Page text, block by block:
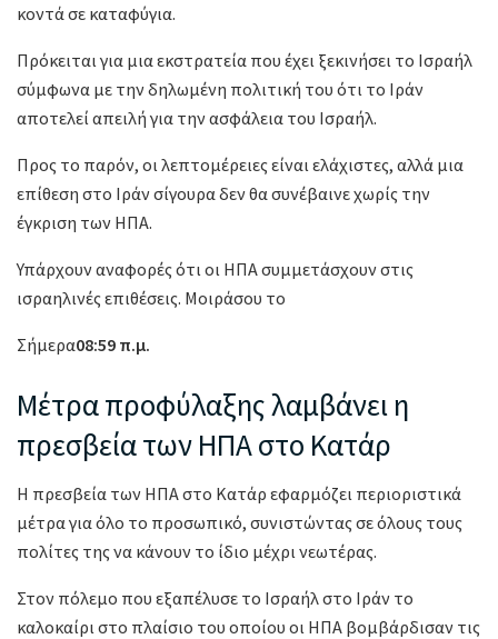
κοντά σε καταφύγια.
Πρόκειται για μια εκστρατεία που έχει ξεκινήσει το Ισραήλ
σύμφωνα με την δηλωμένη πολιτική του ότι το Ιράν
αποτελεί απειλή για την ασφάλεια του Ισραήλ.
Προς το παρόν, οι λεπτομέρειες είναι ελάχιστες, αλλά μια
επίθεση στο Ιράν σίγουρα δεν θα συνέβαινε χωρίς την
έγκριση των ΗΠΑ.
Υπάρχουν αναφορές ότι οι ΗΠΑ συμμετάσχουν στις
ισραηλινές επιθέσεις. Μοιράσου το
Σήμερα08:59 π.μ.
Μέτρα προφύλαξης λαμβάνει η
πρεσβεία των ΗΠΑ στο Κατάρ
Η πρεσβεία των ΗΠΑ στο Κατάρ εφαρμόζει περιοριστικά
μέτρα για όλο το προσωπικό, συνιστώντας σε όλους τους
πολίτες της να κάνουν το ίδιο μέχρι νεωτέρας.
Στον πόλεμο που εξαπέλυσε το Ισραήλ στο Ιράν το
καλοκαίρι στο πλαίσιο του οποίου οι ΗΠΑ βομβάρδισαν τις